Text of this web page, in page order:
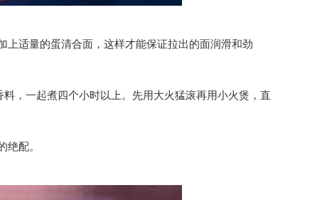
适量的蛋清合面，这样才能保证拉出的面润滑和劲
一起煮四个小时以上。先用大火猛滚再用小火煲，直
配。